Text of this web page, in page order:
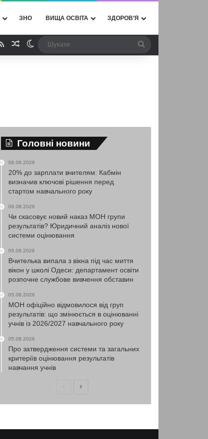
ЗНО ВИЩА ОСВІТА ЗДОРОВ’Я
RSSВипадкова стаття
Switch skin
Головні новини
06.08.2026
20% до зарплати вчителям: Кабмін
визначив ключові рішення перед
стартом навчального року
06.08.2026
Чи скасовує новий наказ МОН групи
результатів? Юридичний аналіз нової
системи оцінювання
05.08.2026
Вчителька випала з вікна під час миття
вікон у школі Одеси: департамент освіти
розпочне службове вивчення обставин
05.08.2026
МОН офіційно відмовилося від груп
результатів: що змінюється в оцінюванні
учнів із 2026/2027 навчального року
05.08.2026
Про затвердження системи та загальних
критеріїв оцінювання результатів
навчання учнів
ПопередняНаступна